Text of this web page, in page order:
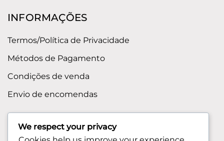
INFORMAÇÕES
Termos/Política de Privacidade
Métodos de Pagamento
Condições de venda
Envio de encomendas
We respect your privacy